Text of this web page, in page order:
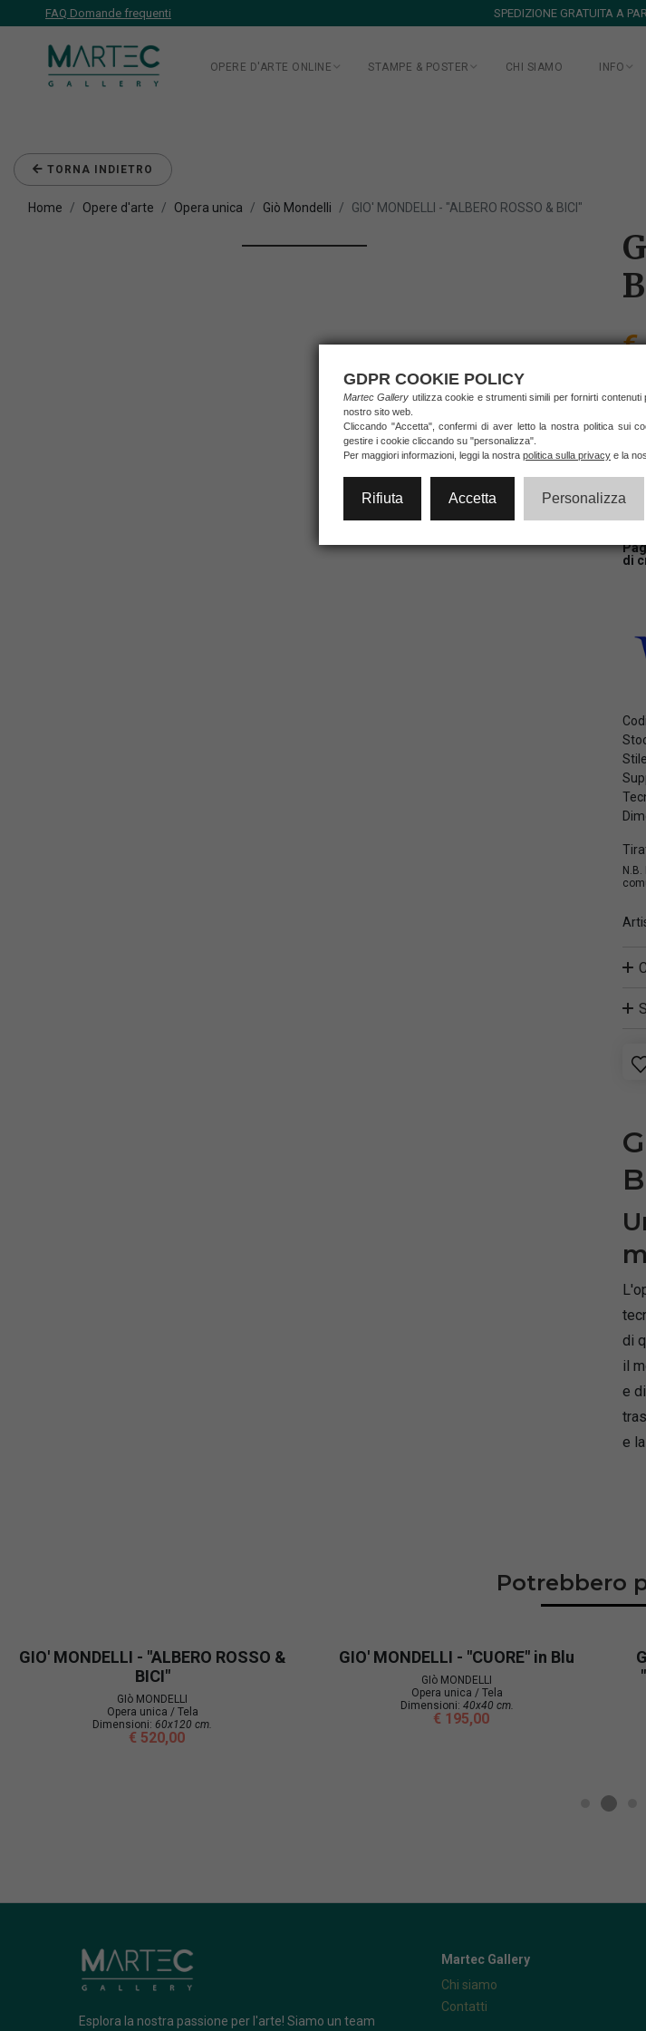
FAQ Domande frequenti SPEDIZIONE GRATUITA A
OPERE D'ARTE ONLINE STAMPE & POSTER CHI SIAMO INFO
TORNA INDIETRO
Home Opere d'arte Opera unica Giò Mondelli GIO' MONDELLI - "ALBERO ROSSO & BICI"
€
di
di
il
e
e
Potrebbero
GIO' MONDELLI - "ALBERO ROSSO &
BICI"
GIò MONDELLI
Opera unica / Tela
Dimensioni: 60x120 cm.
€ 520,00
GIO' MONDELLI - "CUORE" in Blu
GIò MONDELLI
Opera unica / Tela
Dimensioni: 40x40 cm.
€ 195,00
Esplora la nostra passione per l'arte! Siamo un team
Martec Gallery
Chi siamo
Contatti
GDPR COOKIE POLICY
Martec Gallery utilizza cookie e strumenti simili per fornirti
nostro sito web.
Cliccando "Accetta", confermi di aver letto la nostra politica sui
gestire i cookie cliccando su "personalizza".
Per maggiori informazioni, leggi la nostra politica sulla privacy e la
Rifiuta Accetta Personalizza